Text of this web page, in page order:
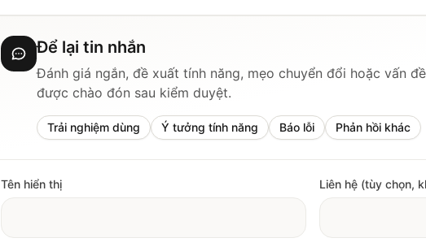
Để lại tin nhắn
Đánh giá ngắn, đề xuất tính năng, mẹo chuyển đổi hoặc vấn
được chào đón sau kiểm duyệt.
Trải nghiệm dùng Ý tưởng tính năng Báo lỗi Phản hồi khác
Tên hiển thị Liên hệ (tùy chọn,